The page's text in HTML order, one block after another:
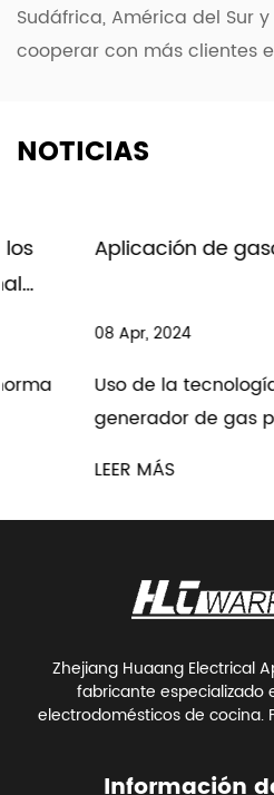
Sudáfrica, América del Sur
cooperar con más clientes
NOTICIAS
Aplicación de gasolinera
08 Apr, 2024
Uso de la tecnología GCC
generador de gas
LEER MÁS
Zhejiang Huaang Electrical
fabricante especializado
electrodomésticos de cocina.